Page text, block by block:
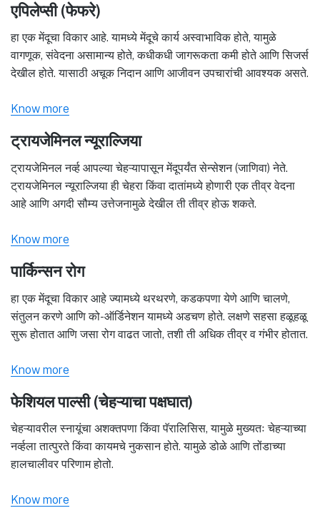
एपिलेप्सी (फेफरे)
हा एक मेंदूचा विकार आहे. यामध्ये मेंदूचे कार्य अस्वाभाविक होते, यामुळे
वागणूक, संवेदना असामान्य होते, कधीकधी जागरूकता कमी होते आणि सिजर्स
देखील होते. यासाठी अचूक निदान आणि आजीवन उपचारांची आवश्यक असते.
Know more
ट्रायजेमिनल न्यूराल्जिया
ट्रायजेमिनल नर्व्ह आपल्या चेहऱ्यापासून मेंदूपर्यंत सेन्सेशन (जाणिवा) नेते.
ट्रायजेमिनल न्यूराल्जिया ही चेहरा किंवा दातांमध्ये होणारी एक तीव्र वेदना
आहे आणि अगदी सौम्य उत्तेजनामुळे देखील ती तीव्र होऊ शकते.
Know more
पार्किन्सन रोग
हा एक मेंदूचा विकार आहे ज्यामध्ये थरथरणे, कडकपणा येणे आणि चालणे,
संतुलन करणे आणि को-ऑर्डिनेशन यामध्ये अडचण होते. लक्षणे सहसा हळूहळू
सुरू होतात आणि जसा रोग वाढत जातो, तशी ती अधिक तीव्र व गंभीर होतात.
Know more
फेशियल पाल्सी (चेहऱ्याचा पक्षघात)
चेहऱ्यावरील स्नायूंचा अशक्तपणा किंवा पॅरालिसिस, यामुळे मुख्यतः चेहऱ्याच्या
नर्व्हला तात्पुरते किंवा कायमचे नुकसान होते. यामुळे डोळे आणि तोंडाच्या
हालचालीवर परिणाम होतो.
Know more